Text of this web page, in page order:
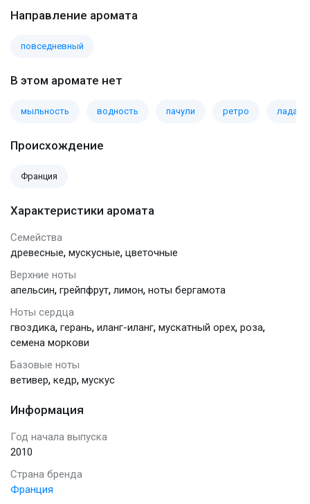
Направление аромата
повседневный
В этом аромате нет
мыльность водность пачули ретро ладан
Происхождение
Франция
Характеристики аромата
Семейства
древесные, мускусные, цветочные
Верхние ноты
апельсин, грейпфрут, лимон, ноты бергамота
Ноты сердца
гвоздика, герань, иланг-иланг, мускатный орех, роза,
семена моркови
Базовые ноты
ветивер, кедр, мускус
Информация
Год начала выпуска
2010
Страна бренда
Франция